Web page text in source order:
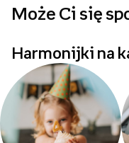
Może Ci się